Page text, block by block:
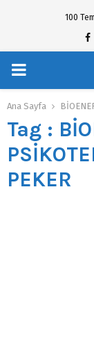
100
PRIMARY
MENU
Ana Sayfa
Tag :
PEKER